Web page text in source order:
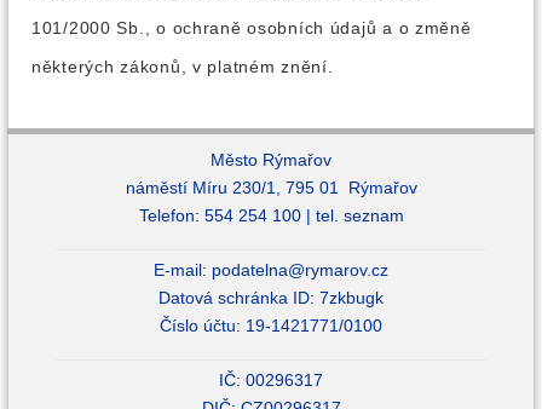
101/2000 Sb., o ochraně osobních údajů a o změně
některých zákonů, v platném znění.
Město Rýmařov
náměstí Míru 230/1, 795 01 Rýmařov
Telefon: 554 254 100 | tel. seznam
E-mail: podatelna@rymarov.cz
Datová schránka ID: 7zkbugk
Číslo účtu: 19-1421771/0100
IČ: 00296317